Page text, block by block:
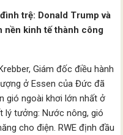
trệ: Donald Trump và
nền kinh tế thành công
Giám đốc điều hành
ở Essen của Đức đã
gió ngoài khơi lớn nhất ở
lý tưởng: Nước nông, gió
cho điện. RWE định đầu